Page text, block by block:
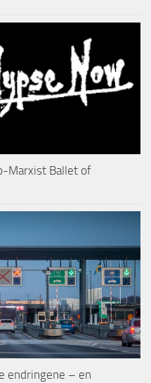
Marxist Ballet of
endringene – en